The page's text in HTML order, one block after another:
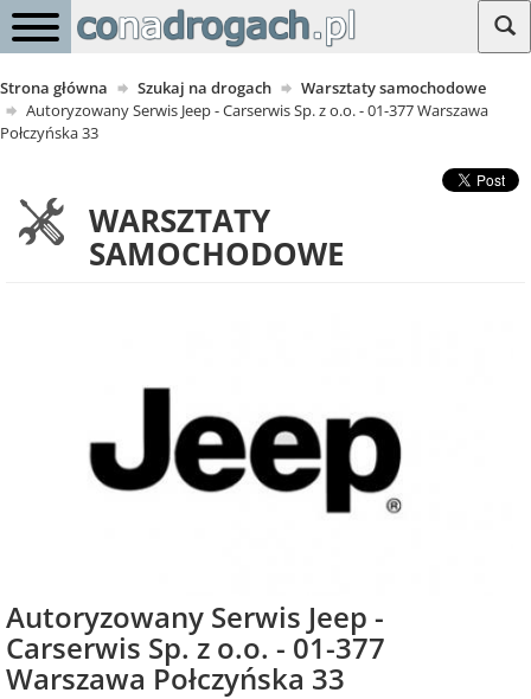
Strona główna Szukaj na drogach
Warsztaty samochodowe
Autoryzowany Serwis Jeep - Carserwis Sp. z o.o. - 01-377 Warszawa
Połczyńska 33
WARSZTATY
SAMOCHODOWE
Autoryzowany Serwis Jeep -
Carserwis Sp. z o.o. - 01-377
Warszawa Połczyńska 33